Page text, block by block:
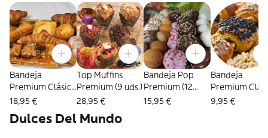
Encantará.
Bandeja
Premium Clásica
(8 uds.)
18,95 €
Top Muffins
Premium (9 uds.)
28,95 €
Bandeja Pop
Premium (12
uds.)
15,95 €
Bandeja
Premium
(5ud)
9,95 €
Dulces Del Mundo